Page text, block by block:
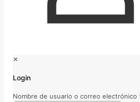
✕
Login
Nombre de usuario o correo electrónico